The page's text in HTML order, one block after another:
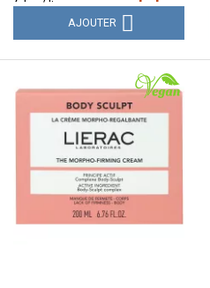
AJOUTER